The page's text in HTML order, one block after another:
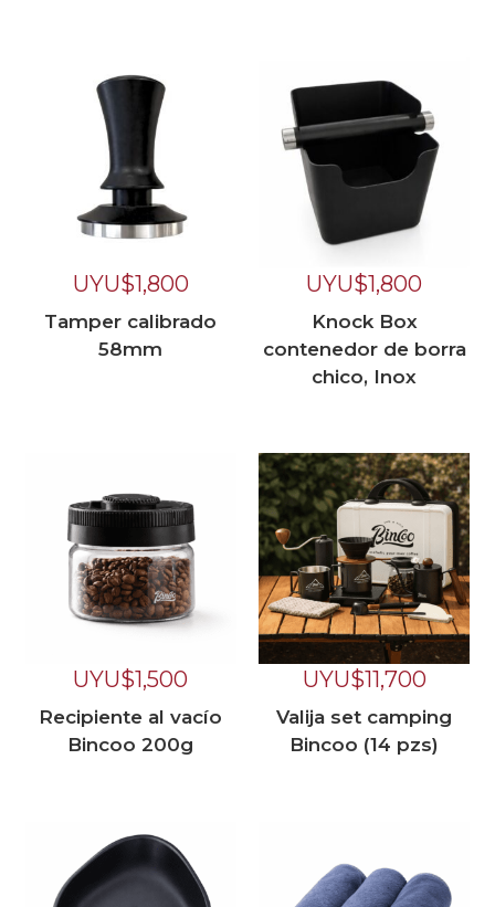
UYU$1,800
Tamper calibrado
58mm
UYU$1,800
Knock Box
contenedor de borra
chico, Inox
UYU$1,500
Recipiente al vacío
Bincoo 200g
UYU$11,700
Valija set camping
Bincoo (14 pzs)